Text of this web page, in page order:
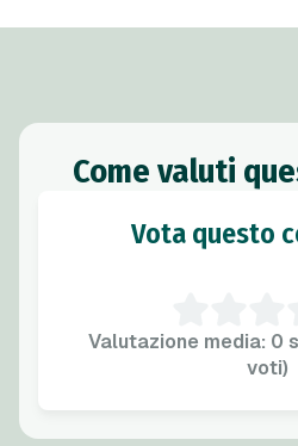
Come valuti
Vota questo
Valutazione media: 0
voti)